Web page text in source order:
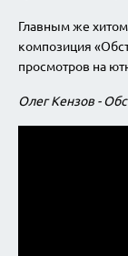
Главным же хитом
композиция
просмотров на
Олег Кензов -